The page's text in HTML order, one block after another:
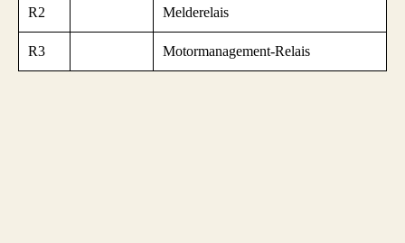
R2 Melderelais
R3 Motormanagement-Relais